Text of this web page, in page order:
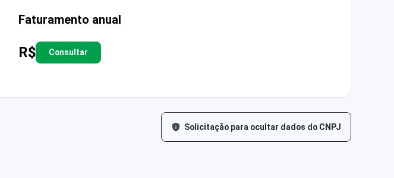
Faturamento anual
R$ Consultar
Solicitação para ocultar dados do CNPJ